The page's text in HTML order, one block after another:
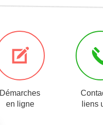
Démarches
en ligne
liens